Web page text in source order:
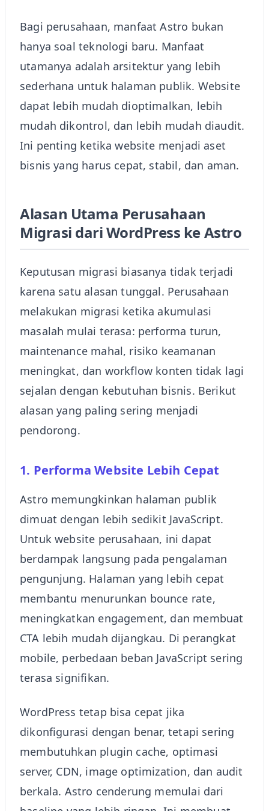
Bagi perusahaan, manfaat Astro bukan
hanya soal teknologi baru. Manfaat
utamanya adalah arsitektur yang lebih
sederhana untuk halaman publik. Website
dapat lebih mudah dioptimalkan, lebih
mudah dikontrol, dan lebih mudah diaudit.
Ini penting ketika website menjadi aset
bisnis yang harus cepat, stabil, dan aman.
Alasan Utama Perusahaan
Migrasi dari WordPress ke Astro
Keputusan migrasi biasanya tidak terjadi
karena satu alasan tunggal. Perusahaan
melakukan migrasi ketika akumulasi
masalah mulai terasa: performa turun,
maintenance mahal, risiko keamanan
meningkat, dan workflow konten tidak lagi
sejalan dengan kebutuhan bisnis. Berikut
alasan yang paling sering menjadi
pendorong.
1. Performa Website Lebih Cepat
Astro memungkinkan halaman publik
dimuat dengan lebih sedikit JavaScript.
Untuk website perusahaan, ini dapat
berdampak langsung pada pengalaman
pengunjung. Halaman yang lebih cepat
membantu menurunkan bounce rate,
meningkatkan engagement, dan membuat
CTA lebih mudah dijangkau. Di perangkat
mobile, perbedaan beban JavaScript sering
terasa signifikan.
WordPress tetap bisa cepat jika
dikonfigurasi dengan benar, tetapi sering
membutuhkan plugin cache, optimasi
server, CDN, image optimization, dan audit
berkala. Astro cenderung memulai dari